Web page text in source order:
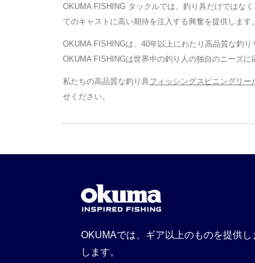
OKUMA FISHING タックルでは、釣り具だけではな
てのキャストに高い期待を注入する興奮を提供しま
OKUMA FISHINGは、40年以上にわたり高品質な釣
OKUMA FISHINGは世界中の釣り人の独自のニーズ
私たちの高品質な釣り具フィッシングスピニングリー
せください。
OKUMAでは、ギア以上のものを提供
します。